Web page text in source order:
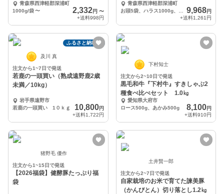
青森県西津軽郡深浦町
1000g/袋〜 2,332円 〜
+送料998円
青森県西津軽郡深浦町
9,968円
+送料1,261円
ふるさと納税可
及川 真
注文から1~7日で発送
若鹿の一頭買い（熟成遠野鹿2歳
未満／10kg）
岩手県遠野市
若鹿の一頭買い 1０ｋｇ
10,800円
+送料1,722円
下村知士
注文から2~10日で発送
黒毛和牛『下村牛』すきしゃぶ2
種食べ比べセット 1.0㎏
愛知県大府市
ロース500g、あかみ500g
8,100円
+送料910円
猪野毛 優作
注文から1~15日で発送
【2026福袋】健酵豚たっぷり福
袋
土井賢一郎
注文から2~7日で発送
自家栽培のお米で育てた諫美豚
（かんびとん）切り落とし1.2㎏